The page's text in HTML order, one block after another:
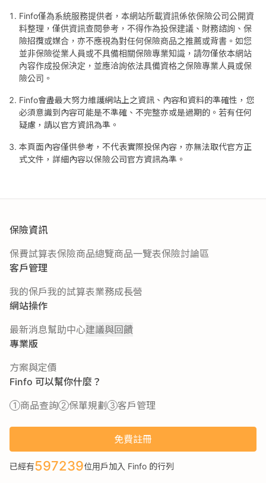
Finfo僅為系統服務提供者，本網站所載資訊係依保險公司公開資
料整理，僅供資訊查閱參考，不得作為投保建議、財務諮詢、保
險招攬或媒合，亦不應視為對任何保險商品之推薦或背書。如您
並非保險從業人員或不具備相關保險專業知識，請勿僅依本網站
內容作成投保決定，並應洽詢依法具備資格之保險專業人員或保
險公司。
Finfo會盡最大努力維護網站上之資訊、內容和資料的準確性，您
必須意識到內容可能是不準確、不完整亦或是過期的。若有任何
疑慮，請以官方資訊為準。
本頁面內容僅供參考，不代表實際投保內容，亦無法取代官方正
式文件，詳細內容以保險公司官方資訊為準。
保險資訊
保費試算表保險商品總覽商品一覽表保險討論區
客戶管理
我的保戶我的試算表業務成長營
網站操作
最新消息幫助中心建議與回饋
專業版
方案與定價
Finfo 可以幫你什麼？
商品查詢
保單規劃 客戶管理
免費註冊
已經有597239位用戶加入 Finfo 的行列